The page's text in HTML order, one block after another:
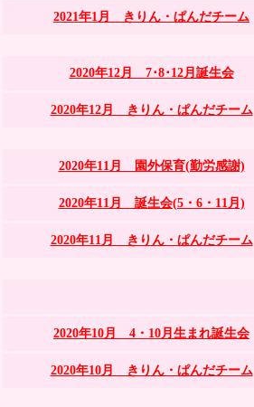
2021年1月 きりん・ぱんだチーム
2020年12月 7･8･12月誕生会
2020年12月 きりん・ぱんだチーム
2020年11月 園外保育(勤労感謝)
2020年11月 誕生会(5・6・11月)
2020年11月 きりん・ぱんだチーム
2020年10月 4・10月生まれ誕生会
2020年10月 きりん・ぱんだチーム